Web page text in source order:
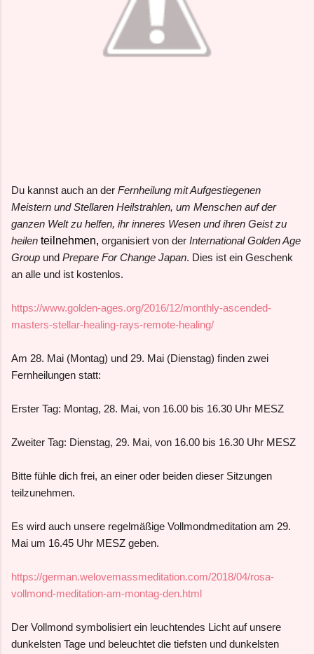
Du kannst auch an der Fernheilung mit Aufgestiegenen
Meistern und Stellaren Heilstrahlen, um Menschen auf der
ganzen Welt zu helfen, ihr inneres Wesen und ihren Geist zu
heilen teilnehmen, organisiert von der International Golden Age
Group und Prepare For Change Japan. Dies ist ein Geschenk
an alle und ist kostenlos.
https://www.golden-ages.org/2016/12/monthly-ascended-
masters-stellar-healing-rays-remote-healing/
Am 28. Mai (Montag) und 29. Mai (Dienstag) finden zwei
Fernheilungen statt:
Erster Tag: Montag, 28. Mai, von 16.00 bis 16.30 Uhr MESZ
Zweiter Tag: Dienstag, 29. Mai, von 16.00 bis 16.30 Uhr MESZ
Bitte fühle dich frei, an einer oder beiden dieser Sitzungen
teilzunehmen.
Es wird auch unsere regelmäßige Vollmondmeditation am 29.
Mai um 16.45 Uhr MESZ geben.
https://german.welovemassmeditation.com/2018/04/rosa-
vollmond-meditation-am-montag-den.html
Der Vollmond symbolisiert ein leuchtendes Licht auf unsere
dunkelsten Tage und beleuchtet die tiefsten und dunkelsten